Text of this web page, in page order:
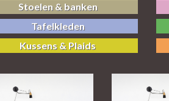
Stoelen & banken
Tafelkleden
Kussens & Plaids